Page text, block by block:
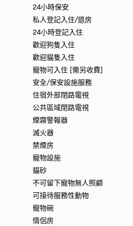
24小時保安
私人登記入住/退房
24小時登記入住
歡迎狗隻入住
歡迎貓隻入住
寵物可入住 [需另收費]
安全/保安設施服務
住宿外部閉路電視
公共區域閉路電視
煙霧警報器
滅火器
禁煙房
寵物設施
貓砂
不可留下寵物無人照顧
可接待服務性動物
寵物碗
情侶房